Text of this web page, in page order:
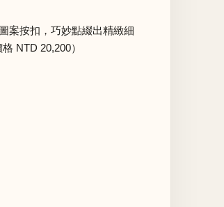
案按扣，巧妙點綴出精緻細
NTD 20,200）